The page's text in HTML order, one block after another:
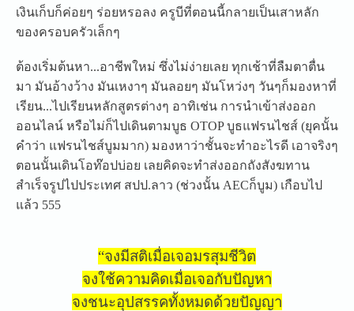
เงินเก็บก็ค่อยๆ ร่อยหรอลง ครูบีที่ตอนนี้กลายเป็นเสาหลัก
ของครอบครัวเล็กๆ
ต้องเริ่มต้นหา...อาชีพใหม่ ซึ่งไม่ง่ายเลย ทุกเช้าที่ลืมตาตื่น
มา มันอ้างว้าง มันเหงาๆ มันลอยๆ มันโหว่งๆ วันๆก็มองหาที่
เรียน...ไปเรียนหลักสูตรต่างๆ อาทิเช่น การนำเข้าส่งออก
ออนไลน์ หรือไม่ก็ไปเดินตามบูธ OTOP บูธแฟรนไชส์ (ยุคนั้น
คำว่า แฟรนไชส์บูมมาก) มองหาว่าชั้นจะทำอะไรดี เอาจริงๆ
ตอนนั้นเดินโอท๊อปบ่อย เลยคิดจะทำส่งออกถังสังฆทาน
สำเร็จรูปไปประเทศ สปป.ลาว (ช่วงนั้น AECก็บูม) เกือบไป
แล้ว 555
“จงมีสติเมื่อเจอมรสุมชีวิต
จงใช้ความคิดเมื่อเจอกับปัญหา
จงชนะอุปสรรคทั้งหมดด้วยปัญญา